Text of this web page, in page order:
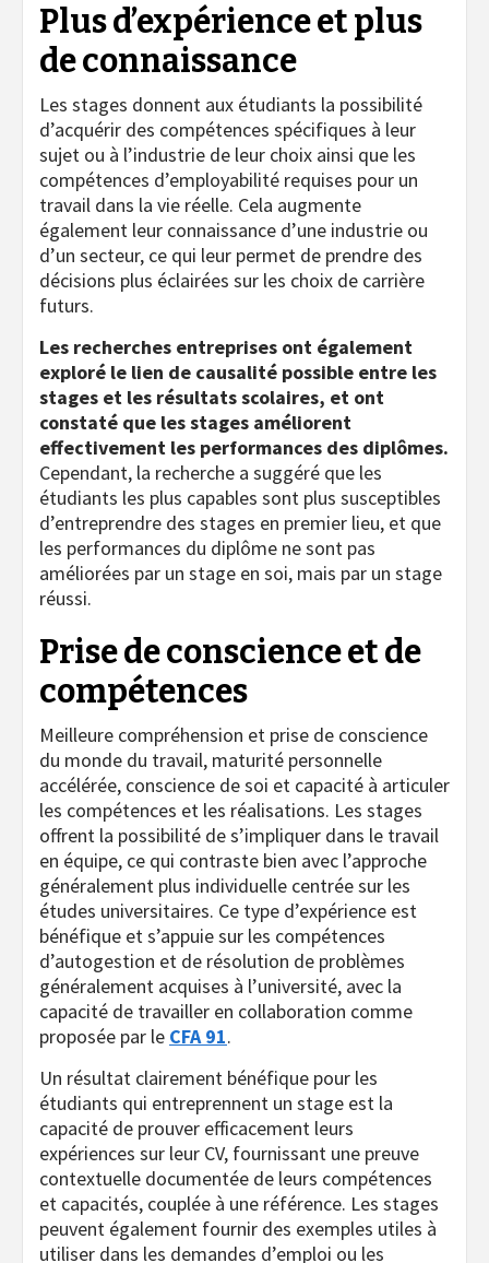
Plus d’expérience et plus
de connaissance
Les stages donnent aux étudiants la possibilité
d’acquérir des compétences spécifiques à leur
sujet ou à l’industrie de leur choix ainsi que les
compétences d’employabilité requises pour un
travail dans la vie réelle. Cela augmente
également leur connaissance d’une industrie ou
d’un secteur, ce qui leur permet de prendre des
décisions plus éclairées sur les choix de carrière
futurs.
Les recherches entreprises ont également
exploré le lien de causalité possible entre les
stages et les résultats scolaires, et ont
constaté que les stages améliorent
effectivement les performances des diplômes.
Cependant, la recherche a suggéré que les
étudiants les plus capables sont plus susceptibles
d’entreprendre des stages en premier lieu, et que
les performances du diplôme ne sont pas
améliorées par un stage en soi, mais par un stage
réussi.
Prise de conscience et de
compétences
Meilleure compréhension et prise de conscience
du monde du travail, maturité personnelle
accélérée, conscience de soi et capacité à articuler
les compétences et les réalisations. Les stages
offrent la possibilité de s’impliquer dans le travail
en équipe, ce qui contraste bien avec l’approche
généralement plus individuelle centrée sur les
études universitaires. Ce type d’expérience est
bénéfique et s’appuie sur les compétences
d’autogestion et de résolution de problèmes
généralement acquises à l’université, avec la
capacité de travailler en collaboration comme
proposée par le CFA 91.
Un résultat clairement bénéfique pour les
étudiants qui entreprennent un stage est la
capacité de prouver efficacement leurs
expériences sur leur CV, fournissant une preuve
contextuelle documentée de leurs compétences
et capacités, couplée à une référence. Les stages
peuvent également fournir des exemples utiles à
utiliser dans les demandes d’emploi ou les